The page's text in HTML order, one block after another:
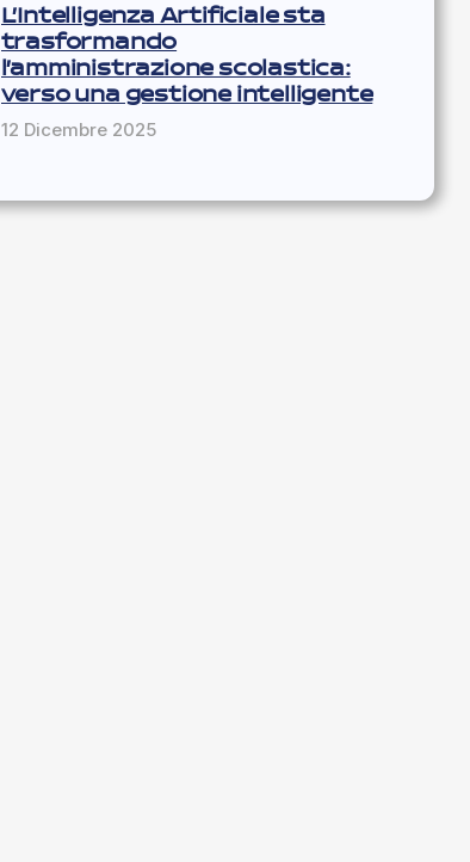
L’Intelligenza Artificiale sta
trasformando
l’amministrazione scolastica:
verso una gestione intelligente
12 Dicembre 2025